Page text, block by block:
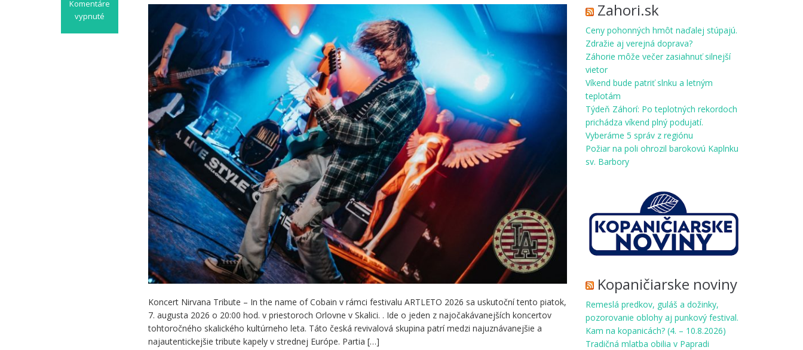
Komentáre
vypnuté
Koncert Nirvana Tribute – In the name of Cobain v rámci festivalu ARTLETO 2026 sa uskutoční tento piatok,
7. augusta 2026 o 20:00 hod. v priestoroch Orlovne v Skalici. . Ide o jeden z najočakávanejších koncertov
tohtoročného skalického kultúrneho leta. Táto česká revivalová skupina patrí medzi najuznávanejšie a
najautentickejšie tribute kapely v strednej Európe. Partia […]
Zahori.sk
Ceny pohonných hmôt naďalej stúpajú.
Zdražie aj verejná doprava?
Záhorie môže večer zasiahnuť silnejší
vietor
Víkend bude patriť slnku a letným
teplotám
Týdeň Záhorí: Po teplotných rekordoch
prichádza víkend plný podujatí.
Vyberáme 5 správ z regiónu
Požiar na poli ohrozil barokovú Kaplnku
sv. Barbory
Kopaničiarske noviny
Remeslá predkov, guláš a dožinky,
pozorovanie oblohy aj punkový festival.
Kam na kopanicách? (4. – 10.8.2026)
Tradičná mlatba obilia v Papradi